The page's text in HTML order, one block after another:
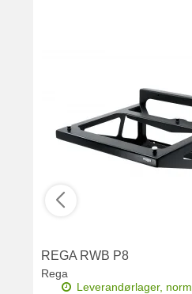
REGA RWB P8
Rega
Leverandørlager,